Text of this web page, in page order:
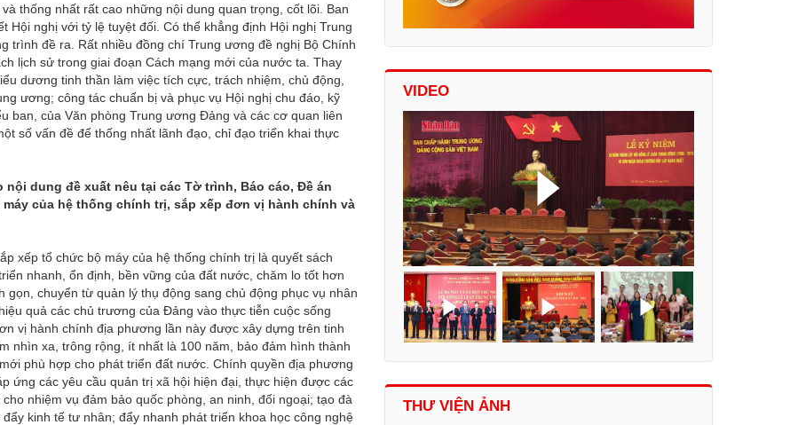
thống nhất rất cao những nội dung quan trọng, cốt lõi. Ban
nghị với tỷ lệ tuyệt đối. Có thể khẳng định Hội nghị Trung
trình đề ra. Rất nhiều đồng chí Trung ương đề nghị Bộ Chính
lịch sử trong giai đoạn Cách mạng mới của nước ta. Thay
dương tinh thần làm việc tích cực, trách nhiệm, chủ động,
ương; công tác chuẩn bị và phục vụ Hội nghị chu đáo, kỹ
ban, của Văn phòng Trung ương Đảng và các cơ quan liên
số vấn đề để thống nhất lãnh đạo, chỉ đạo triển khai thực
dung đề xuất nêu tại các Tờ trình, Báo cáo, Đề án
của hệ thống chính trị, sắp xếp đơn vị hành chính và
xếp tổ chức bộ máy của hệ thống chính trị là quyết sách
nhanh, ổn định, bền vững của đất nước, chăm lo tốt hơn
chuyển từ quản lý thụ động sang chủ động phục vụ nhân
quả các chủ trương của Đảng vào thực tiễn cuộc sống
vị hành chính địa phương lần này được xây dựng trên tinh
nhìn xa, trông rộng, ít nhất là 100 năm, bảo đảm hình thành
phù hợp cho phát triển đất nước. Chính quyền địa phương
ứng các yêu cầu quản trị xã hội hiện đại, thực hiện được các
nhiệm vụ đảm bảo quốc phòng, an ninh, đối ngoại; tạo đà
kinh tế tư nhân; đẩy nhanh phát triển khoa học công nghệ
VIDEO
THƯ VIỆN ẢNH